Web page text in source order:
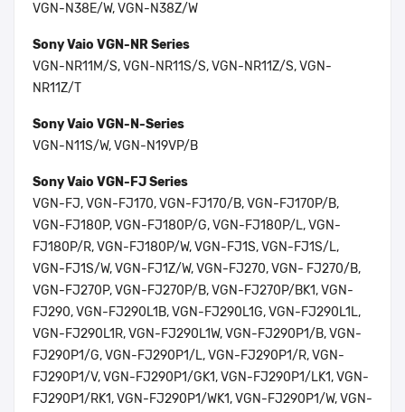
VGN-N38E/W, VGN-N38Z/W
Sony Vaio VGN-NR Series
VGN-NR11M/S, VGN-NR11S/S, VGN-NR11Z/S, VGN-
NR11Z/T
Sony Vaio VGN-N-Series
VGN-N11S/W, VGN-N19VP/B
Sony Vaio VGN-FJ Series
VGN-FJ, VGN-FJ170, VGN-FJ170/B, VGN-FJ170P/B,
VGN-FJ180P, VGN-FJ180P/G, VGN-FJ180P/L, VGN-
FJ180P/R, VGN-FJ180P/W, VGN-FJ1S, VGN-FJ1S/L,
VGN-FJ1S/W, VGN-FJ1Z/W, VGN-FJ270, VGN- FJ270/B,
VGN-FJ270P, VGN-FJ270P/B, VGN-FJ270P/BK1, VGN-
FJ290, VGN-FJ290L1B, VGN-FJ290L1G, VGN-FJ290L1L,
VGN-FJ290L1R, VGN-FJ290L1W, VGN-FJ290P1/B, VGN-
FJ290P1/G, VGN-FJ290P1/L, VGN-FJ290P1/R, VGN-
FJ290P1/V, VGN-FJ290P1/GK1, VGN-FJ290P1/LK1, VGN-
FJ290P1/RK1, VGN-FJ290P1/WK1, VGN-FJ290P1/W, VGN-